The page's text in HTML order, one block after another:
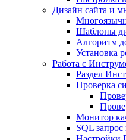
Дизайн сайта и
Шаблоны
Алгоритм
Установка
Работа с
Раздел
Проверка
Монитор
SQL